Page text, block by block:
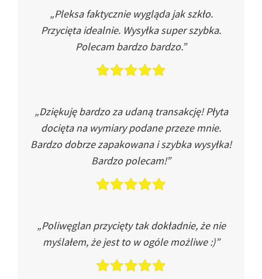
„Pleksa faktycznie wygląda jak szkło.
Przycięta idealnie. Wysyłka super szybka.
Polecam bardzo bardzo.”
„Dziękuję bardzo za udaną transakcję! Płyta
docięta na wymiary podane przeze mnie.
Bardzo dobrze zapakowana i szybka wysyłka!
Bardzo polecam!”
„Poliwęglan przycięty tak dokładnie, że nie
myślałem, że jest to w ogóle możliwe :)”